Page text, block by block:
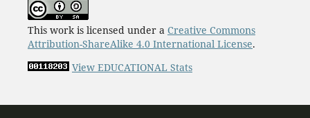
This work is licensed under a Creative Commons
Attribution-ShareAlike 4.0 International License.
View EDUCATIONAL Stats